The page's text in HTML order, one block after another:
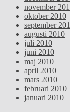
november
oktober 2010
september
augusti 2010
juli 2010
juni 2010
maj 2010
april 2010
mars 2010
februari 2010
januari 2010